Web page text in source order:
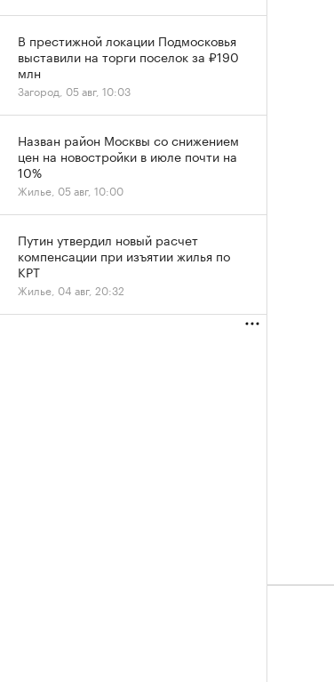
В престижной локации Подмосковья
выставили на торги поселок за ₽190
млн
Загород, 05 авг, 10:03
Назван район Москвы со снижением
цен на новостройки в июле почти на
10%
Жилье, 05 авг, 10:00
Путин утвердил новый расчет
компенсации при изъятии жилья по
КРТ
Жилье, 04 авг, 20:32